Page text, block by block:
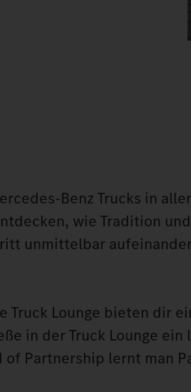
Benz Trucks in
wie Tradition
unmittelbar
Truck Lounge bieten dir
in der Truck Lounge
Partnership lernt man